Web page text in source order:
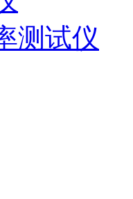
测试仪